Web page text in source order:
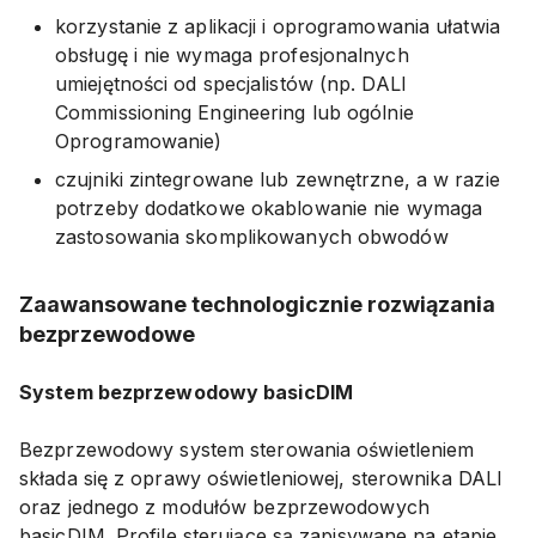
korzystanie z aplikacji i oprogramowania ułatwia
obsługę i nie wymaga profesjonalnych
umiejętności od specjalistów (np. DALI
Commissioning Engineering lub ogólnie
Oprogramowanie)
czujniki zintegrowane lub zewnętrzne, a w razie
potrzeby dodatkowe okablowanie nie wymaga
zastosowania skomplikowanych obwodów
Zaawansowane technologicznie rozwiązania
bezprzewodowe
System bezprzewodowy basicDIM
Bezprzewodowy system sterowania oświetleniem
składa się z oprawy oświetleniowej, sterownika DALI
oraz jednego z modułów bezprzewodowych